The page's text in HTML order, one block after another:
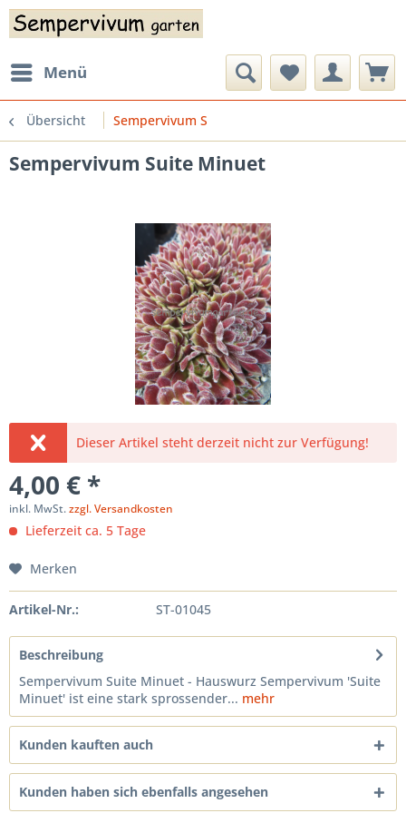
Menü
Übersicht Sempervivum S
Sempervivum Suite Minuet
Dieser Artikel steht derzeit nicht zur Verfügung!
4,00 € *
inkl. MwSt.zzgl. Versandkosten
Lieferzeit ca. 5 Tage
Merken
Artikel-Nr.: ST-01045
Beschreibung
Sempervivum Suite Minuet - Hauswurz Sempervivum 'Suite
Minuet' ist eine stark sprossender... mehr
Kunden kauften auch
Kunden haben sich ebenfalls angesehen